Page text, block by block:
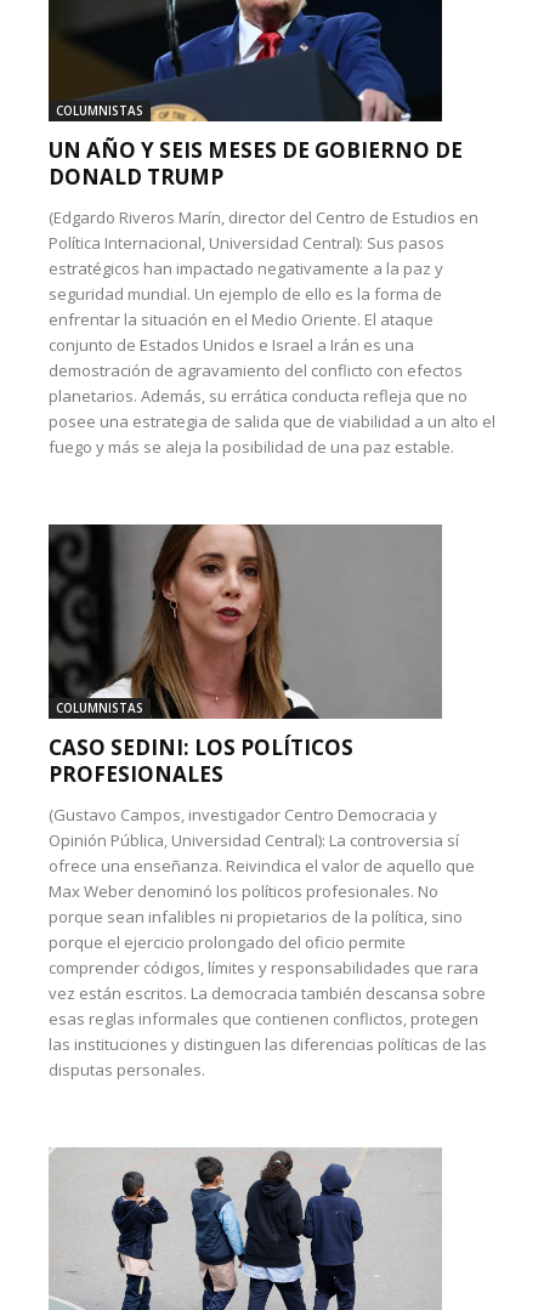
COLUMNISTAS
UN AÑO Y SEIS MESES DE GOBIERNO DE
DONALD TRUMP
(Edgardo Riveros Marín, director del Centro de Estudios en
Política Internacional, Universidad Central): Sus pasos
estratégicos han impactado negativamente a la paz y
seguridad mundial. Un ejemplo de ello es la forma de
enfrentar la situación en el Medio Oriente. El ataque
conjunto de Estados Unidos e Israel a Irán es una
demostración de agravamiento del conflicto con efectos
planetarios. Además, su errática conducta refleja que no
posee una estrategia de salida que de viabilidad a un alto el
fuego y más se aleja la posibilidad de una paz estable.
COLUMNISTAS
CASO SEDINI: LOS POLÍTICOS
PROFESIONALES
(Gustavo Campos, investigador Centro Democracia y
Opinión Pública, Universidad Central): La controversia sí
ofrece una enseñanza. Reivindica el valor de aquello que
Max Weber denominó los políticos profesionales. No
porque sean infalibles ni propietarios de la política, sino
porque el ejercicio prolongado del oficio permite
comprender códigos, límites y responsabilidades que rara
vez están escritos. La democracia también descansa sobre
esas reglas informales que contienen conflictos, protegen
las instituciones y distinguen las diferencias políticas de las
disputas personales.